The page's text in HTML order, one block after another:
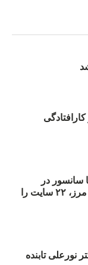
با سانسور در
اینترنت: #آزادی هم‌آیند گزارشگران‌ بدون مرز، ۲۲ سایت را
نورعلی تابنده